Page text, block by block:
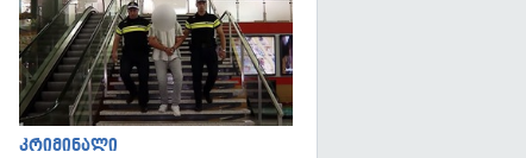
კრიმინალი